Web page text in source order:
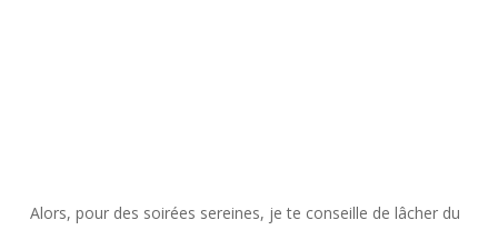
Alors, pour des soirées sereines, je te conseille de lâcher du